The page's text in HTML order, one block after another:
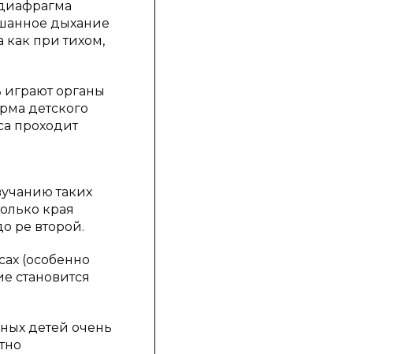
дыхание
как при тихом,
играют органы
детского
проходит
таких
края
ре второй.
(особенно
становится
детей очень